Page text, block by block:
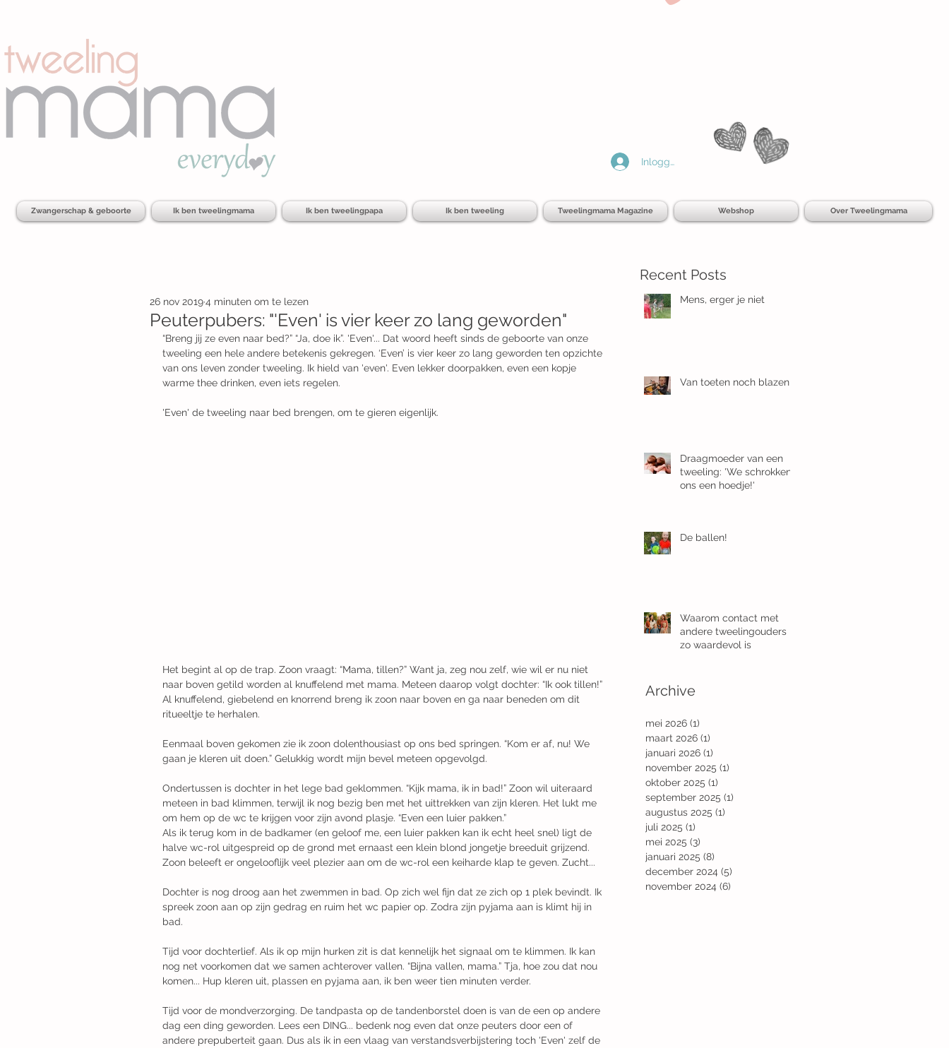
Inloggen
Zwangerschap & geboorte Ik ben tweelingmama Ik ben tweelingpapa Ik ben tweeling Tweelingmama Magazine Webshop Over Tweelingmama
Peuterpubers: "'Even' is vier keer zo lang geworden"
26 nov 20194 minuten om te lezen
“Breng jij ze even naar bed?​” “Ja, doe ik”. 'Even'... Dat woord heeft sinds de geboorte van onze
tweeling een hele andere betekenis gekregen. ‘Even’ is vier keer zo lang geworden ten opzichte
van ons leven zonder tweeling. Ik hield van 'even'. Even lekker doorpakken, even een kopje
warme thee drinken, even iets regelen. ​
'Even' de tweeling naar bed brengen, om te gieren eigenlijk. ​
Het begint al op de trap. Zoon vraagt: “Mama, tillen?” Want ja, zeg nou zelf, wie wil er nu niet
naar boven getild worden al knuffelend met mama. Meteen daarop volgt dochter: “Ik ook tillen!”
Al knuffelend, giebelend en knorrend breng ik zoon naar boven en ga naar beneden om dit
ritueeltje te herhalen.​
Eenmaal boven gekomen zie ik zoon dolenthousiast op ons bed springen. “Kom er af, nu! We
gaan je kleren uit doen.” Gelukkig wordt mijn bevel meteen opgevolgd. ​
Ondertussen is dochter in het lege bad geklommen. “Kijk mama, ik in bad!” Zoon wil uiteraard
meteen in bad klimmen, terwijl ik nog bezig ben met het uittrekken van zijn kleren. Het lukt me
om hem op de wc te krijgen voor zijn avond plasje. “Even een luier pakken.”
Als ik terug kom in de badkamer (en geloof me, een luier pakken kan ik echt heel snel) ligt de
halve wc-rol uitgespreid op de grond met ernaast een klein blond jongetje breeduit grijzend.
Zoon beleeft er ongelooflijk veel plezier aan om de wc-rol een keiharde klap te geven. Zucht...
Dochter is nog droog aan het zwemmen in bad. Op zich wel fijn dat ze zich op 1 plek bevindt. Ik
spreek zoon aan op zijn gedrag en ruim het wc papier op. Zodra zijn pyjama aan is klimt hij in
bad. ​
Tijd voor dochterlief. Als ik op mijn hurken zit is dat kennelijk het signaal om te klimmen. Ik kan
nog net voorkomen dat we samen achterover vallen. “Bijna vallen, mama.” Tja, hoe zou dat nou
komen... ​Hup kleren uit, plassen en pyjama aan, ik ben weer tien minuten verder. ​
Tijd voor de mondverzorging. De tandpasta op de tandenborstel doen is van de een op andere
dag een ding geworden. Lees een DING... bedenk nog even dat onze peuters door een of
andere prepuberteit gaan. Dus als ik in een vlaag van verstandsverbijstering toch 'Even' zelf de
Recent Posts
Mens, erger je niet
Van toeten noch blazen
Draagmoeder van een
tweeling: 'We schrokken
ons een hoedje!'
De ballen!
Waarom contact met
andere tweelingouders
zo waardevol is
Archive
mei 2026 (1)
maart 2026 (1)
januari 2026 (1)
november 2025 (1)
oktober 2025 (1)
september 2025 (1)
augustus 2025 (1)
juli 2025 (1)
mei 2025 (3)
januari 2025 (8)
december 2024 (5)
november 2024 (6)